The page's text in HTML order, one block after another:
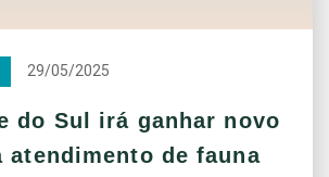
29/05/2025
do Sul irá ganhar novo
atendimento de fauna